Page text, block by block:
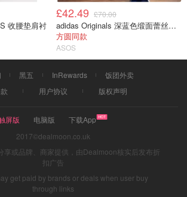
收腰垫肩衬
£42.49 £70.00
adidas Originals 深蓝色缎面蕾丝边长裤
方圆同款
ASOS
黑五 InRewards
饭团外卖
用户协议 版权声明
屏版 电脑版
下载App
2017©dealmoon.co.uk
享或品牌、商家提供，由Dealmoon核实后发布折
扣广告
get paid by brands or deals when user buy
through links